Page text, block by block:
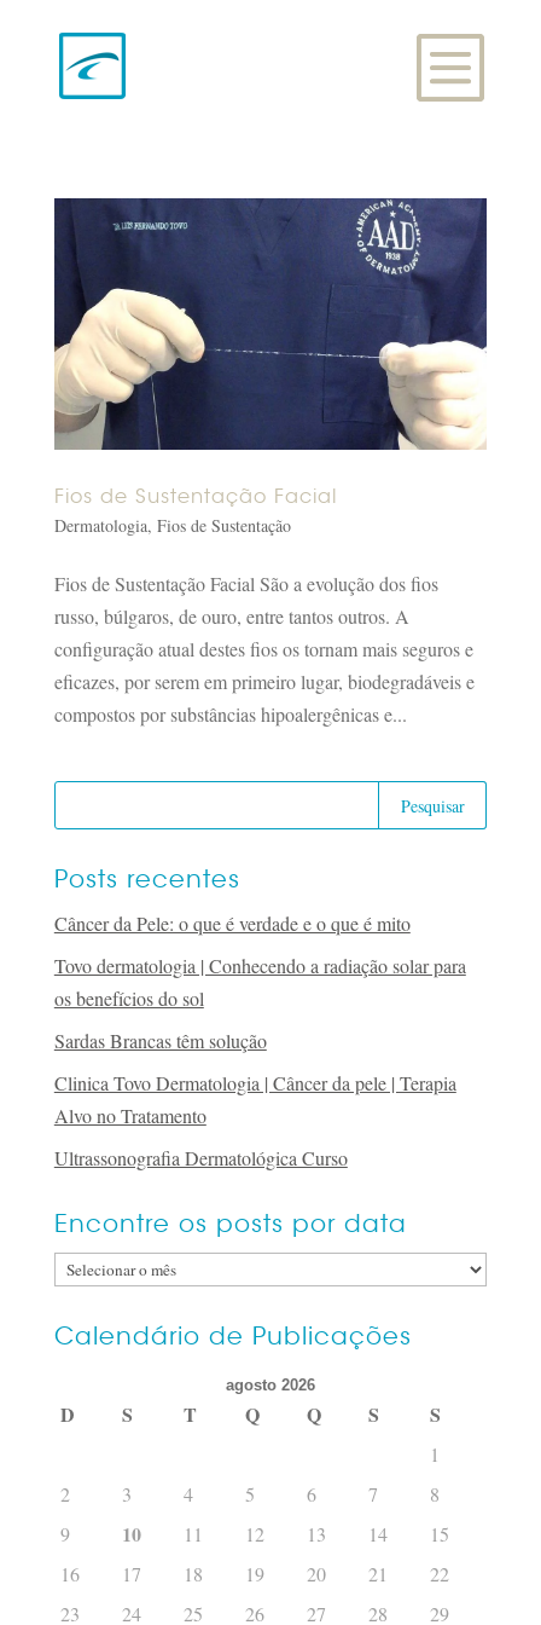
Fios de Sustentação Facial
Dermatologia, Fios de Sustentação
Fios de Sustentação Facial São a evolução dos fios
russo, búlgaros, de ouro, entre tantos outros. A
configuração atual destes fios os tornam mais seguros e
eficazes, por serem em primeiro lugar, biodegradáveis e
compostos por substâncias hipoalergênicas e...
Posts recentes
Câncer da Pele: o que é verdade e o que é mito
Tovo dermatologia | Conhecendo a radiação solar para
os benefícios do sol
Sardas Brancas têm solução
Clinica Tovo Dermatologia | Câncer da pele | Terapia
Alvo no Tratamento
Ultrassonografia Dermatológica Curso
Encontre os posts por data
Encontre
posts
Calendário de Publicações
agosto 2026
D S T Q Q S S
1
2
3 4 5 6 7
8
9
10 11 12 13 14
15
16
17 18 19 20 21
22
23
24 25 26 27 28 29